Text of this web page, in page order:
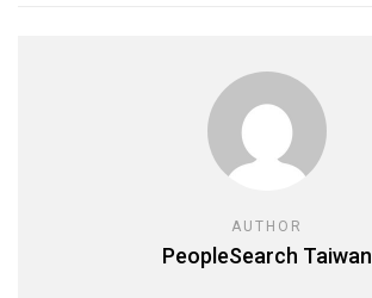
AUTHOR
PeopleSearch Taiwan